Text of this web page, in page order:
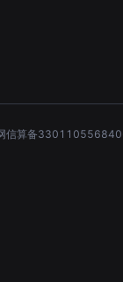
信算备